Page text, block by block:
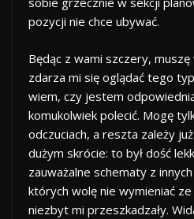
pozycji nie chce ubywać.
Będąc z wami szczery,
zdarza mi się oglądać tego
wiem, czy jestem
komukolwiek polecić. Mogę
odczuciach, a reszta zależy
dużym skrócie: to był dość
zauważalne schematy z
których wolę nie wymieniać
niezbyt mi przeszkadzały.